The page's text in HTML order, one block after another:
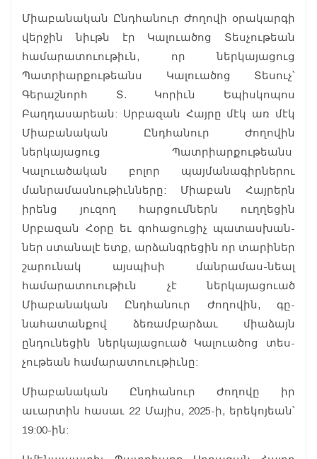
Միաբանական Ընդհանուր Ժողովի օրակարգի
վերջին նիւթն էր Կալուածոց Տեսչութեան
համարատուութիւն, որ ներկայացուց
Պատրիարքութեանս Կալուածոց Տեսուչ՝
Գերաշնորհ Տ. Կորիւն Եպիսկոպոս
Բաղդասարեան: Սրբազան Հայրը մէկ առ մէկ
Միաբանական Ընդհանուր Ժողովին
ներկայացուց Պատրիարքութեանս
Կալուածական բոլոր պայմանագիրներու
մանրամասնութիւնները: Միաբան Հայրերն
իրենց յուզող հարցումներն ուղղեցին
Սրբազան Հօրը եւ գոհացուցիչ պատասխան-
ներ ստանալէ ետք, արձանգրեցին որ տարիներ
շարունակ այսպիսի մանրամաս-նեալ
համարատուութիւն չէ ներկայացուած
Միաբանական Ընդհանուր Ժողովին, գը-
նահատանքով ձեռամբարձաւ միաձայն
ընդունեցին ներկայացուած Կալուածոց տես-
չութեան համարատուութիւնը:
Միաբանական Ընդհանուր Ժողովը իր
աւարտին հասաւ 22 Մայիս, 2025-ի, երեկոյեան՝
19:00-ին: